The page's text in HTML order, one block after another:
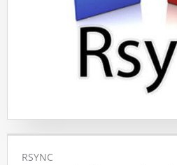
RSYNC